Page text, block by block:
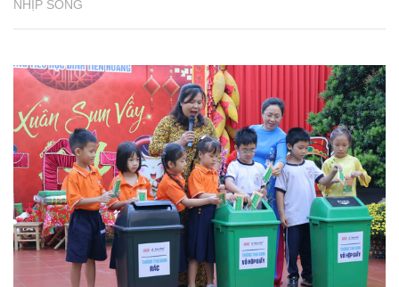
NHỊP SỐNG